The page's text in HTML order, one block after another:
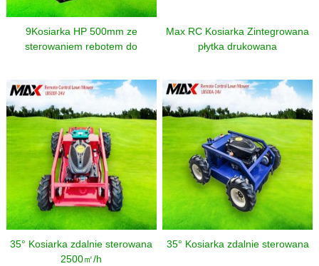
9Kosiarka HP 500mm ze
sterowaniem rebotem do
Max RC Kosiarka Zintegrowana
płytka drukowana
35° Kosiarka zdalnie sterowana
2500㎡/h
35° Kosiarka zdalnie sterowana